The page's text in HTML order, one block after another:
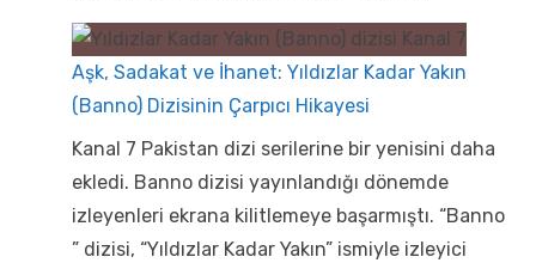
Aşk, Sadakat ve İhanet: Yıldızlar Kadar Yakın
(Banno) Dizisinin Çarpıcı Hikayesi
Kanal 7 Pakistan dizi serilerine bir yenisini daha
ekledi. Banno dizisi yayınlandığı dönemde
izleyenleri ekrana kilitlemeye başarmıştı. “Banno
” dizisi, “Yıldızlar Kadar Yakın” ismiyle izleyici